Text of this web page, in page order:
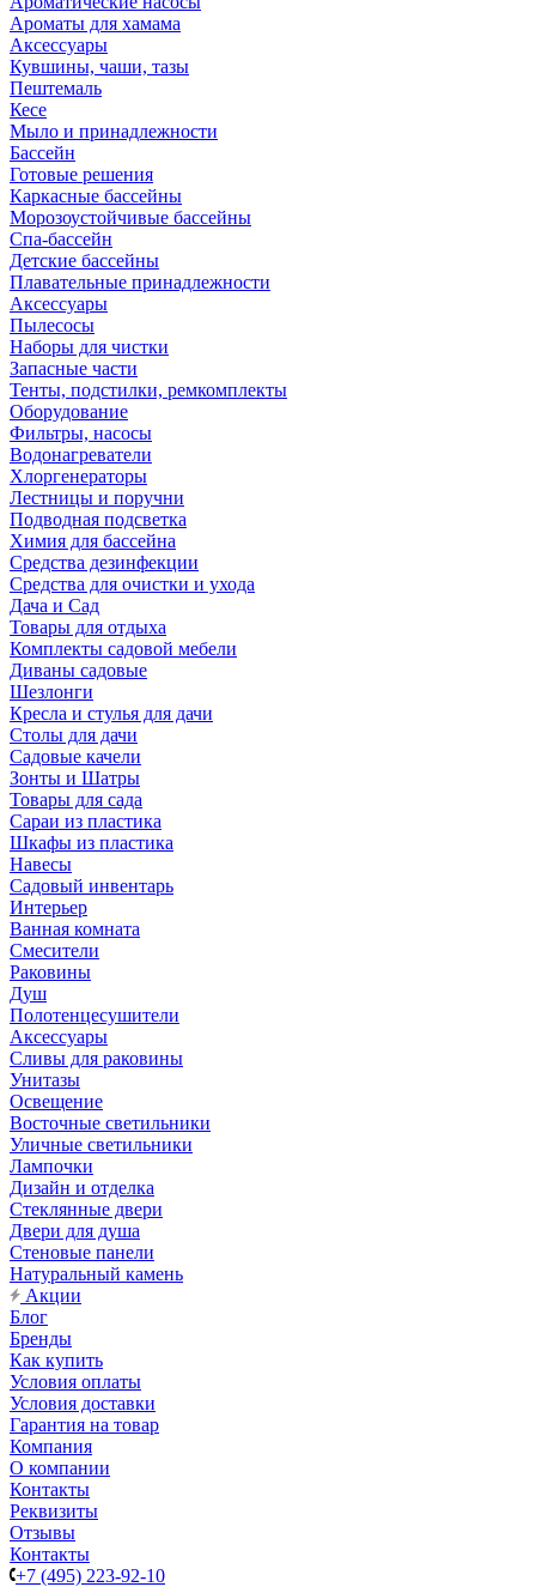
Ароматы для хамама
Аксессуары
Кувшины, чаши, тазы
Пештемаль
Кесе
Мыло и принадлежности
Бассейн
Готовые решения
Каркасные бассейны
Морозоустойчивые бассейны
Спа-бассейн
Детские бассейны
Плавательные принадлежности
Аксессуары
Пылесосы
Наборы для чистки
Запасные части
Тенты, подстилки, ремкомплекты
Оборудование
Фильтры, насосы
Водонагреватели
Хлоргенераторы
Лестницы и поручни
Подводная подсветка
Химия для бассейна
Средства дезинфекции
Средства для очистки и ухода
Дача и Сад
Товары для отдыха
Комплекты садовой мебели
Диваны садовые
Шезлонги
Кресла и стулья для дачи
Столы для дачи
Садовые качели
Зонты и Шатры
Товары для сада
Сараи из пластика
Шкафы из пластика
Навесы
Садовый инвентарь
Интерьер
Ванная комната
Смесители
Раковины
Душ
Полотенцесушители
Аксессуары
Сливы для раковины
Унитазы
Освещение
Восточные светильники
Уличные светильники
Лампочки
Дизайн и отделка
Стеклянные двери
Двери для душа
Стеновые панели
Натуральный камень
Акции
Блог
Бренды
Как купить
Условия оплаты
Условия доставки
Гарантия на товар
Компания
О компании
Контакты
Реквизиты
Отзывы
Контакты
+7 (495) 223-92-10